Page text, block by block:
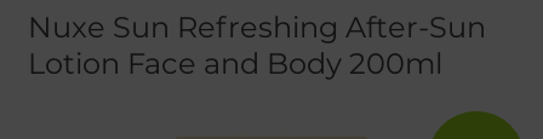
Nuxe Sun Refreshing After-Sun
Lotion Face and Body 200ml